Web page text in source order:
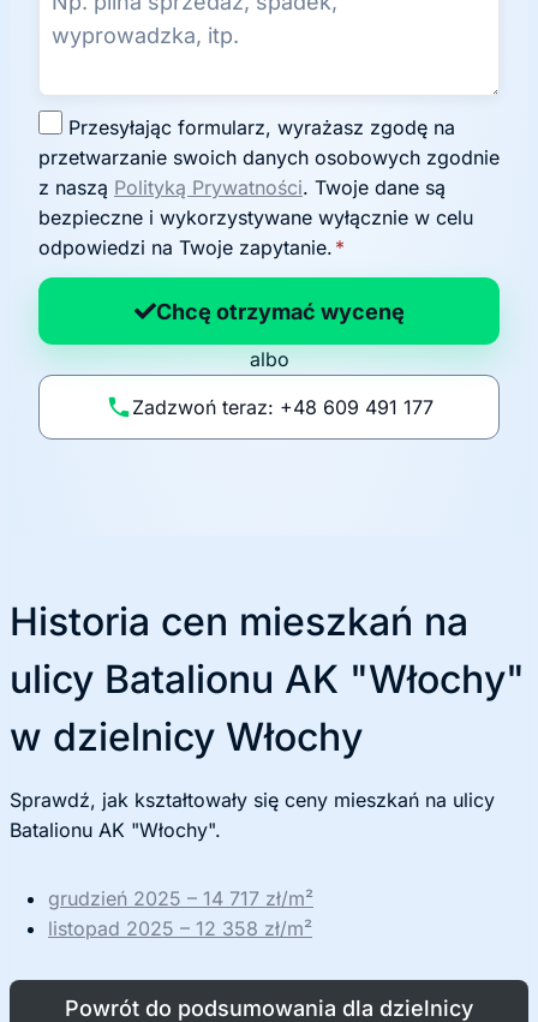
g
o
d
a
n
p
li
t
przetwarzanie swoich danych osobowych zgodnie
z naszą Polityką Prywatności. Twoje dane są
bezpieczne i wykorzystywane wyłącznie w celu
odpowiedzi na Twoje zapytanie. *
Chcę otrzymać wycenę
albo
Zadzwoń teraz: +48 609 491 177
Historia cen mieszkań na
ulicy Batalionu AK "Włochy"
w dzielnicy Włochy
Sprawdź, jak kształtowały się ceny mieszkań na ulicy
Batalionu AK "Włochy".
grudzień 2025 – 14 717 zł/m²
listopad 2025 – 12 358 zł/m²
Powrót do podsumowania dla dzielnicy